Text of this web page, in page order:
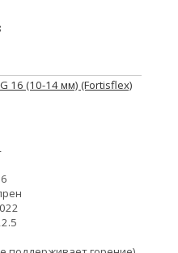
16 (10-14 мм) (Fortisflex)